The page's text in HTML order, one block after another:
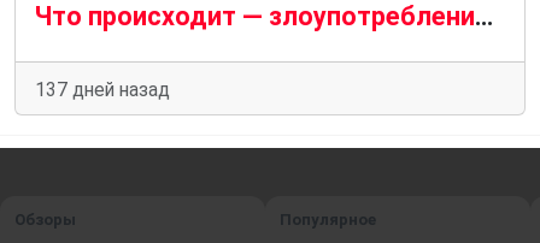
Что происходит — злоупотребление оповещениями Azure Monitor в фишинговых кампаниях
137 дней назад
Обзоры Популярное